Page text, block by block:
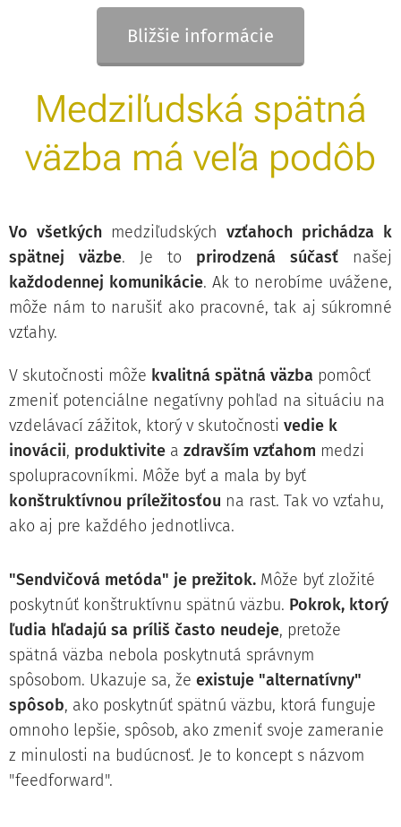
Bližšie informácie
Medziľudská spätná
väzba má veľa podôb
Vo všetkých medziľudských vzťahoch prichádza k
spätnej väzbe. Je to prirodzená súčasť našej
každodennej komunikácie. Ak to nerobíme uvážene,
môže nám to narušiť ako pracovné, tak aj súkromné
vzťahy.
V skutočnosti môže kvalitná spätná väzba pomôcť
zmeniť potenciálne negatívny pohľad na situáciu na
vzdelávací zážitok, ktorý v skutočnosti vedie k
inovácii, produktivite a zdravším vzťahom medzi
spolupracovníkmi. Môže byť a mala by byť
konštruktívnou príležitosťou na rast. Tak vo vzťahu,
ako aj pre každého jednotlivca.
"Sendvičová metóda" je prežitok. Môže byť zložité
poskytnúť konštruktívnu spätnú väzbu. Pokrok, ktorý
ľudia hľadajú sa príliš často neudeje, pretože
spätná väzba nebola poskytnutá správnym
spôsobom. Ukazuje sa, že existuje "alternatívny"
spôsob, ako poskytnúť spätnú väzbu, ktorá funguje
omnoho lepšie, spôsob, ako zmeniť svoje zameranie
z minulosti na budúcnosť. Je to koncept s názvom
"feedforward".